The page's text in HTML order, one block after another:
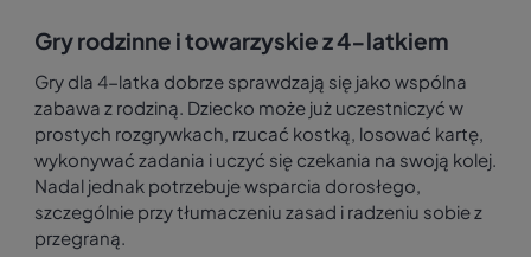
Gry rodzinne i towarzyskie z 4-latkiem
Gry dla 4-latka dobrze sprawdzają się jako wspólna
zabawa z rodziną. Dziecko może już uczestniczyć w
prostych rozgrywkach, rzucać kostką, losować kartę,
wykonywać zadania i uczyć się czekania na swoją kolej.
Nadal jednak potrzebuje wsparcia dorosłego,
szczególnie przy tłumaczeniu zasad i radzeniu sobie z
przegraną.